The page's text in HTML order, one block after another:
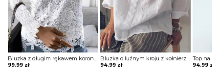
Bluzka z długim rękawem koronkowa
99.99 zł
Bluzka o luźnym kroju z kołnierzykiem
94.99 zł 94.99 zł